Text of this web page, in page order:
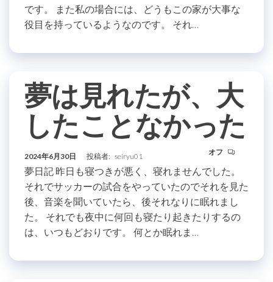
です。 また私の場合には、どうもこの家が大事な
役目を持っているようなのです。 それ…
夢は見れたが、大
したことなかった
2024年6月30日 投稿者: seiryu01 オフ
夢日記 昨日も寝つきが悪く、寝れませんでした。
それでサッカーの試合をやっていたのでそれを見た
後、音楽を聞いていたら、後それなりに眠れまし
た。 それでも夜中に何回も寝たり起きたりするの
は、いつもどおりです。 何とか眠れま…